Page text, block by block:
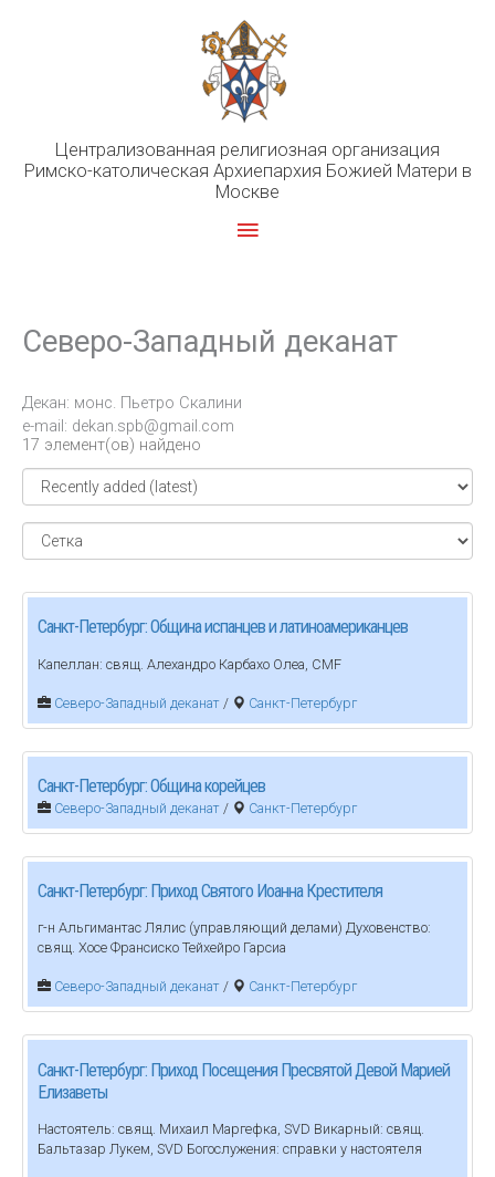
Централизованная религиозная организация
Римско-католическая Архиепархия Божией Матери в
Москве
Главное
Северо-Западный деканат
Декан: монс. Пьетро Скалини
e-mail: dekan.spb@gmail.com
17 элемент(ов) найдено
Санкт-Петербург: Община испанцев и латиноамериканцев
Капеллан: свящ. Алехандро Карбахо Олеа, CMF
Северо-Западный деканат / Санкт-Петербург
Санкт-Петербург: Община корейцев
Северо-Западный деканат / Санкт-Петербург
Санкт-Петербург: Приход Святого Иоанна Крестителя
г-н Альгимантас Лялис (управляющий делами) Духовенство:
свящ. Хосе Франсиско Тейхейро Гарсиа
Северо-Западный деканат / Санкт-Петербург
Санкт-Петербург: Приход Посещения Пресвятой Девой Марией
Елизаветы
Настоятель: свящ. Михаил Маргефка, SVD Викарный: свящ.
Бальтазар Лукем, SVD Богослужения: справки у настоятеля